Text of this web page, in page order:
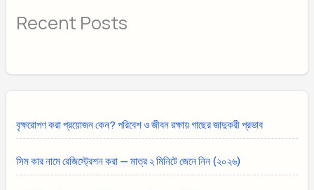
Recent Posts
বৃক্ষরোপণ করা প্রয়োজন কেন? পরিবেশ ও জীবন রক্ষায় গাছের জাদুকরী প্রভাব
সিম কার নামে রেজিস্ট্রেশন করা — মাত্র ২ মিনিটে জেনে নিন (২০২৬)